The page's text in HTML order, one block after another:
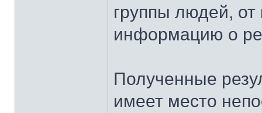
группы людей,
информацию о
Полученные
имеет место